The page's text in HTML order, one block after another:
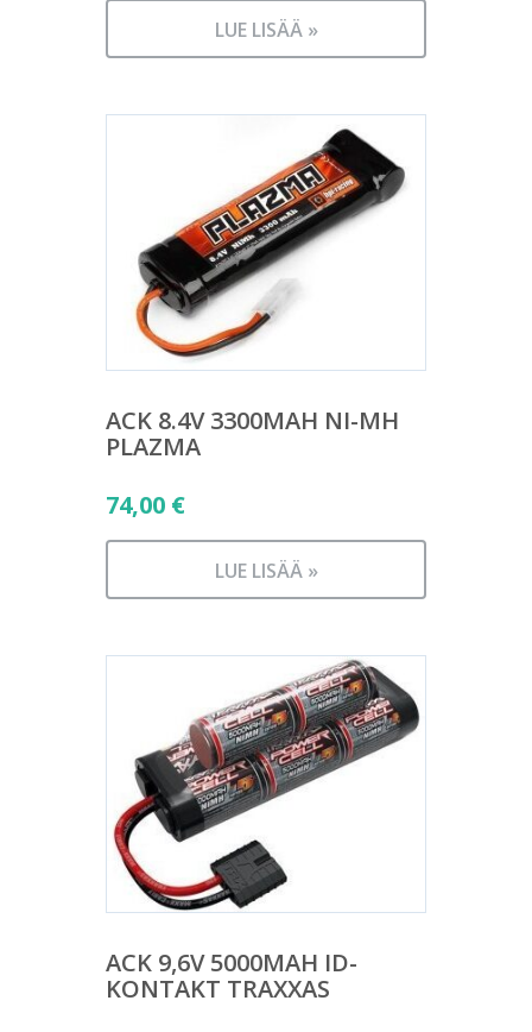
LUE LISÄÄ »
ACK 8.4V 3300MAH NI-MH
PLAZMA
74,00 €
LUE LISÄÄ »
ACK 9,6V 5000MAH ID-
KONTAKT TRAXXAS